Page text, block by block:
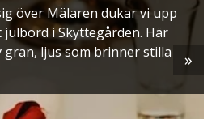
över Mälaren dukar vi upp
i Skyttegården. Här
gran, ljus som brinner stilla
»